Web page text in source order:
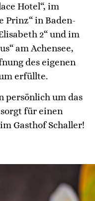
Hotel“, im
Prinz“ in Baden-
2“ und im
am Achensee,
des eigenen
erfüllte.
persönlich um das
für einen
Gasthof Schaller!